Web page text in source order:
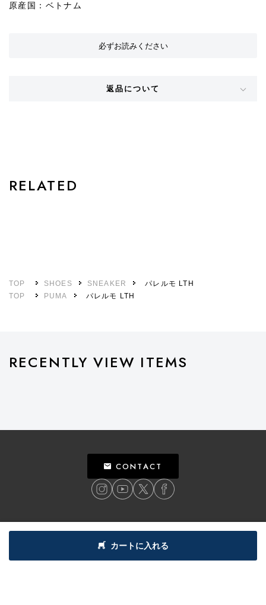
原産国：ベトナム
必ずお読みください
返品について
カートに入れる
RELATED
TOP SHOES SNEAKER
パレルモ LTH
TOP
PUMA パレルモ LTH
RECENTLY VIEW ITEMS
CONTACT
特定商取引法による表記
利用規約
©2018 BILLY’S ENT